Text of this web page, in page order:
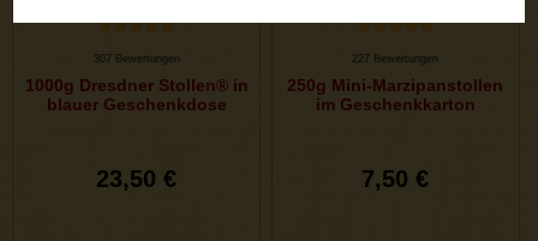
307 Bewertungen
1000g Dresdner Stollen® in
blauer Geschenkdose
23,50 €
227 Bewertungen
250g Mini-Marzipanstollen
im Geschenkkarton
7,50 €